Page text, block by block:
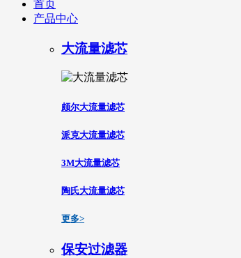
首页
产品中心
大流量滤芯
颇尔大流量滤芯
派克大流量滤芯
3M大流量滤芯
陶氏大流量滤芯
更多>
保安过滤器